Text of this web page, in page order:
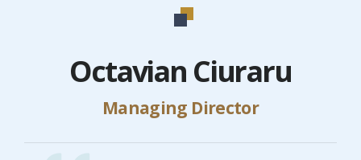
Octavian Ciuraru
Managing Director